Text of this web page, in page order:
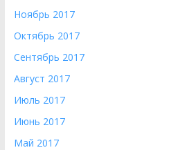
Ноябрь 2017
Октябрь 2017
Сентябрь 2017
Август 2017
Июль 2017
Июнь 2017
Май 2017